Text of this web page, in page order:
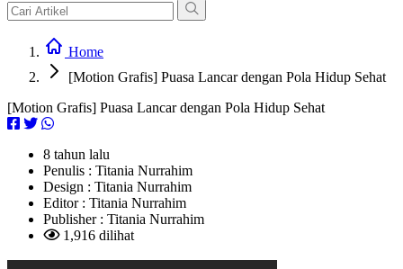
Home
[Motion Grafis] Puasa Lancar dengan Pola Hidup Sehat
[Motion Grafis] Puasa Lancar dengan Pola Hidup Sehat
8 tahun lalu
Penulis : Titania Nurrahim
Design : Titania Nurrahim
Editor : Titania Nurrahim
Publisher : Titania Nurrahim
1,916 dilihat